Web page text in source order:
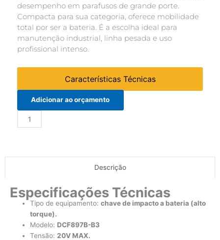
desempenho em parafusos de grande porte.
Compacta para sua categoria, oferece mobilidade
total por ser a bateria. É a escolha ideal para
manutenção industrial, linha pesada e uso
profissional intenso.
Características Técnicas
Adicionar ao orçamento
Chave
de
20V
DCF897B-
B3
DEWALT
quantidade
Descrição
Especificações Técnicas
Tipo de equipamento:chave de impacto a bateria (alto
torque).
Modelo: DCF897B-B3
Tensão: 20V MAX.